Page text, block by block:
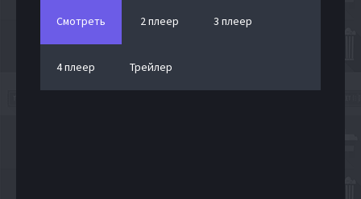
Смотреть 2 плеер 3 плеер
4 плеер Трейлер